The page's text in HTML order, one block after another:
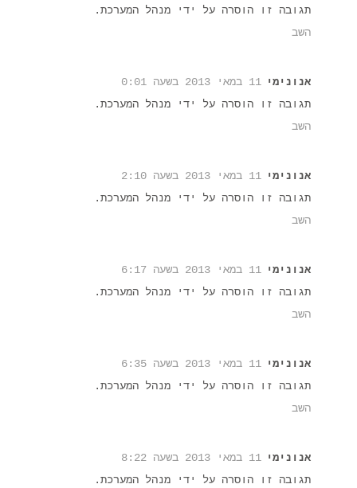
תגובה זו הוסרה על ידי מנהל המערכת.
השב
אנונימי 11 במאי 2013 בשעה 0:01
תגובה זו הוסרה על ידי מנהל המערכת.
השב
אנונימי 11 במאי 2013 בשעה 2:10
תגובה זו הוסרה על ידי מנהל המערכת.
השב
אנונימי 11 במאי 2013 בשעה 6:17
תגובה זו הוסרה על ידי מנהל המערכת.
השב
אנונימי 11 במאי 2013 בשעה 6:35
תגובה זו הוסרה על ידי מנהל המערכת.
השב
אנונימי 11 במאי 2013 בשעה 8:22
תגובה זו הוסרה על ידי מנהל המערכת.